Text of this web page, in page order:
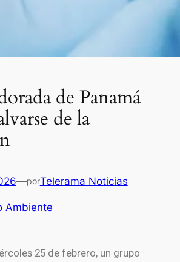
de Panamá
de la
—porTelerama Noticias
Ambiente
25 de febrero, un grupo